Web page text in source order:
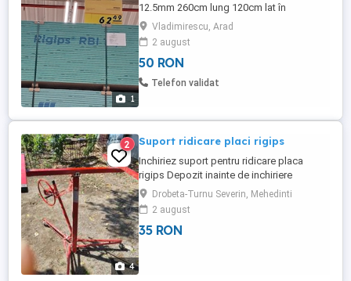
1
12.5mm 260cm lung 120cm lat în
Vladimirescu se află rigipsul
Vladimirescu, Arad
2 august
50 RON
Telefon validat
4
2 Suport ridicare placi rigips
Inchiriez suport pentru ridicare placa
rigips Depozit inainte de inchiriere
Drobeta-Turnu Severin, Mehedinti
2 august
35 RON